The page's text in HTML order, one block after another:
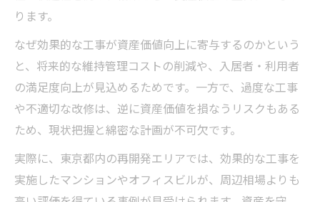
ります。
なぜ効果的な工事が資産価値向上に寄与するのかという
と、将来的な維持管理コストの削減や、入居者・利用者
の満足度向上が見込めるためです。一方で、過度な工事
や不適切な改修は、逆に資産価値を損なうリスクもある
ため、現状把握と綿密な計画が不可欠です。
実際に、東京都内の再開発エリアでは、効果的な工事を
実施したマンションやオフィスビルが、周辺相場よりも